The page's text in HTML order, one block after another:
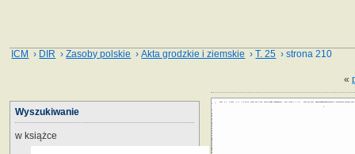
ICM › DIR ›Zasoby polskie ›Akta grodzkie i ziemskie ›T. 25 › strona 210
«
Wyszukiwanie
w książce